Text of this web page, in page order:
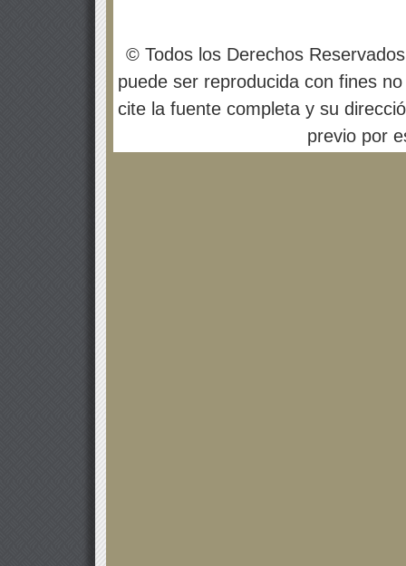
© Todos los Derechos
puede ser reproducida con fines
cite la fuente completa y su
previo por